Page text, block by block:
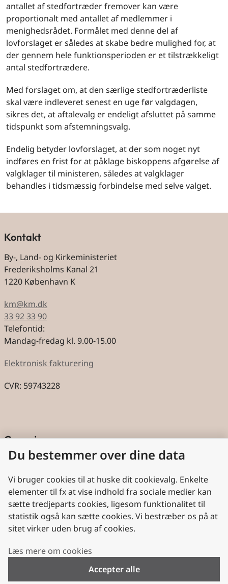
antallet af stedfortræder fremover kan være
proportionalt med antallet af medlemmer i
menighedsrådet. Formålet med denne del af
lovforslaget er således at skabe bedre mulighed for, at
der gennem hele funktionsperioden er et tilstrækkeligt
antal stedfortrædere.
Med forslaget om, at den særlige stedfortræderliste
skal være indleveret senest en uge før valgdagen,
sikres det, at aftalevalg er endeligt afsluttet på samme
tidspunkt som afstemningsvalg.
Endelig betyder lovforslaget, at der som noget nyt
indføres en frist for at påklage biskoppens afgørelse af
valgklager til ministeren, således at valgklager
behandles i tidsmæssig forbindelse med selve valget.
Kontakt
By-, Land- og Kirkeministeriet
Frederiksholms Kanal 21
1220 København K
km@km.dk
33 92 33 90
Telefontid:
Mandag-fredag kl. 9.00-15.00
Elektronisk fakturering
CVR: 59743228
Genveje
Cookies
Aktindsigt
Persondatabeskyttelse
Nyttige links
Plan- og Landdistriktsstyrelsen
Folkekirken.dk
Du bestemmer over dine data
Vi bruger cookies til at huske dit cookievalg. Enkelte
elementer til fx at vise indhold fra sociale medier kan
sætte tredjeparts cookies, ligesom funktionalitet til
statistik også kan sætte cookies. Vi bestræber os på at
sitet virker uden brug af cookies.
Læs mere om cookies
Accepter alle